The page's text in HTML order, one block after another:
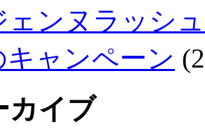
ェンヌラッシ
キャンペーン
カイブ